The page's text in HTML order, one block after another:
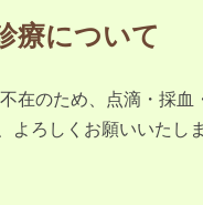
療について
在のため、点滴・採血
よろしくお願いいたしま